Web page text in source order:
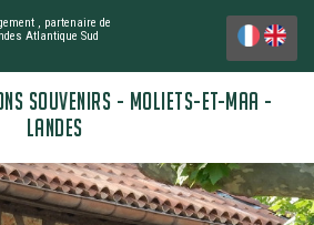
, partenaire de
Atlantique Sud
SOUVENIRS - MOLIETS-ET-MAA -
LANDES